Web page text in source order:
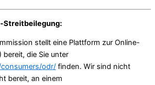
Streitbeilegung:
stellt eine Plattform zur Online-
bereit, die Sie unter
odr/ finden. Wir sind nicht
bereit, an einem